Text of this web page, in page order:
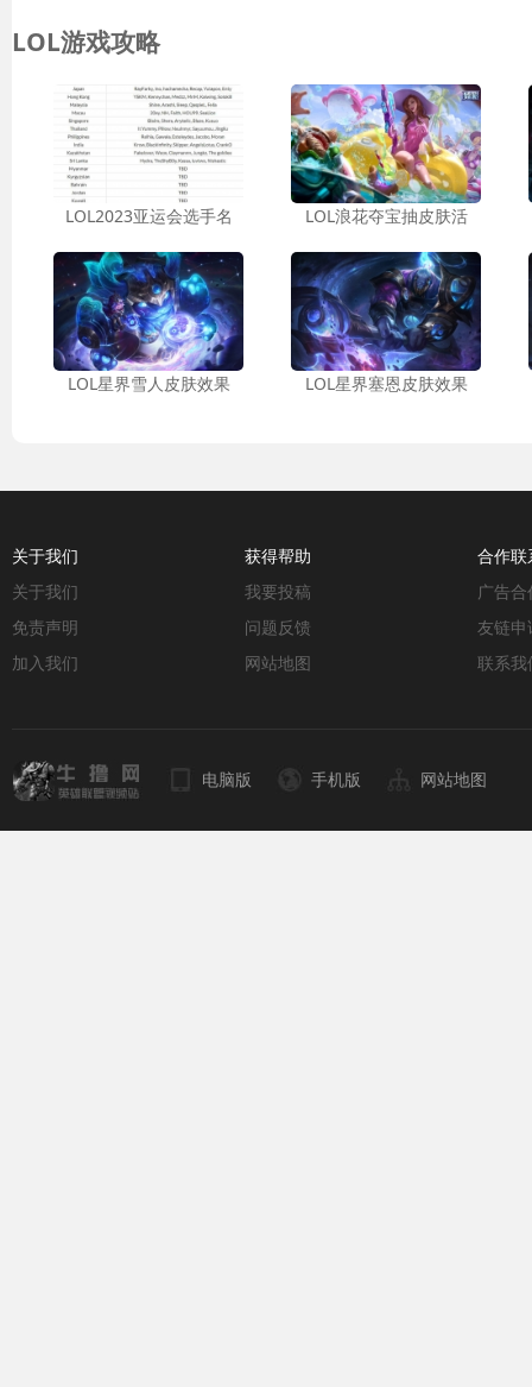
LOL游戏攻略
LOL2023亚运会选手名 LOL浪花夺宝抽皮肤活
LOL星界雪人皮肤效果 LOL星界塞恩皮肤效果
关于我们
关于我们
免责声明
加入我们
获得帮助
我要投稿
问题反馈
网站地图
合作联
广告合
友链申
联系我
电脑版 手机版 网站地图